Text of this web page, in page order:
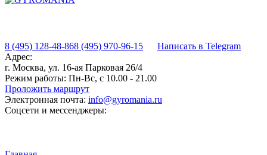
8 (495) 128-48-868 (495) 970-96-15
Написать в Telegram
Адрес:
г. Москва, ул. 16-ая Парковая 26/4
Режим работы: Пн-Вс, с 10.00 - 21.00
Проложить маршрут
Электронная почта: info@gyromania.ru
Соцсети и мессенджеры: